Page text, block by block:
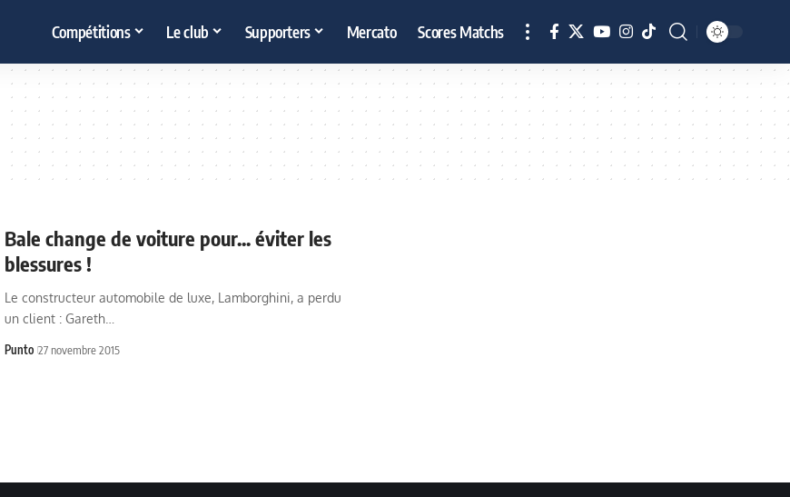
Compétitions Le club Supporters Mercato Scores Matchs
Bale change de voiture pour... éviter les
blessures !
Le constructeur automobile de luxe, Lamborghini, a perdu
un client : Gareth…
Punto 27 novembre 2015